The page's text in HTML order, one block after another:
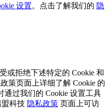
设置。点击了解我们的 隐
或拒绝下述特定的 Cookie 和
策页面上详细了解 Cookie 的
过我们的 Cookie 设置工具
盟科技 隐私政策 页面上可访